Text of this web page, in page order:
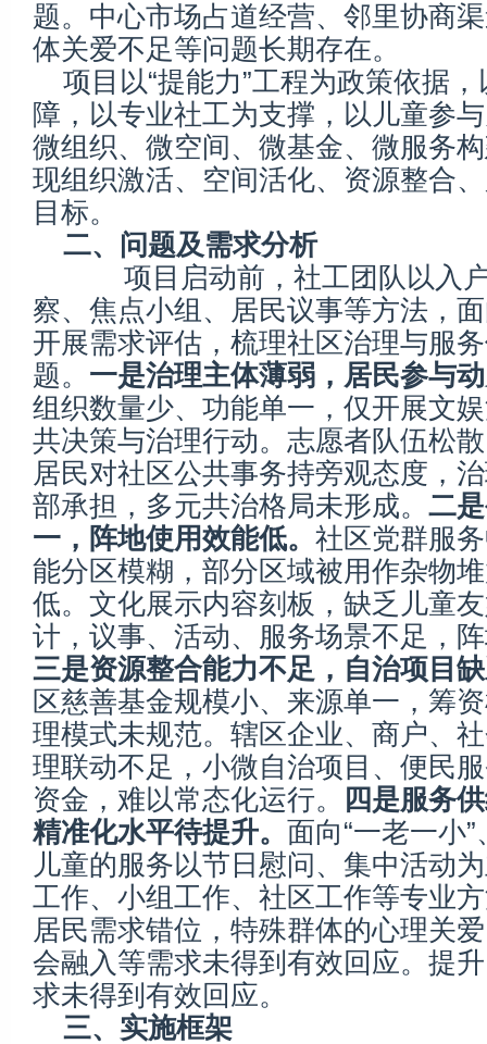
题。中心市场占道经营、邻里协商
体关爱不足等问题长期存在。
项目以“提能力”工程为政策依据
障，以专业社工为支撑，以儿童参
微组织、微空间、微基金、微服务
现组织激活、空间活化、资源整合
目标。
二、问题及需求分析
项目启动前，社工团队以入户
察、焦点小组、居民议事等方法，
开展需求评估，梳理社区治理与服
题。 一是治理主体薄弱，居民参与
组织数量少、功能单一，仅开展文
共决策与治理行动。志愿者队伍松
居民对社区公共事务持旁观态度，
部承担，多元共治格局未形成。 二
一，阵地使用效能低。 社区党群服
能分区模糊，部分区域被用作杂物
低。文化展示内容刻板，缺乏儿童
计，议事、活动、服务场景不足，
三是资源整合能力不足，自治项目
区慈善基金规模小、来源单一，筹
理模式未规范。辖区企业、商户、
理联动不足，小微自治项目、便民
资金，难以常态化运行。
四是服务
精准化水平待提升。 面向“一老一小
儿童的服务以节日慰问、集中活动
工作、小组工作、社区工作等专业
居民需求错位，特殊群体的心理关
会融入等需求未得到有效回应。提
求未得到有效回应。
三、实施框架